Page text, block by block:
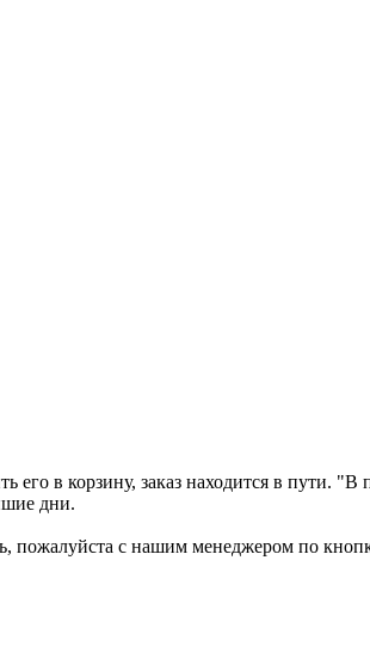
в корзину, заказ находится в пути.
дни.
пожалуйста с нашим менеджером по